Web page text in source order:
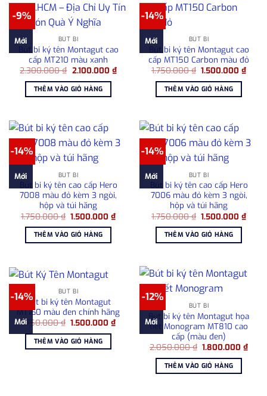
-9%
Mới BÚT BI
Bút bi ký tên Montagut cao
cấp MT210 màu xanh
2.300.000₫ Giá
là:
2.300.000 ₫.
2.100.000 ₫Giá
hiện
2.100.000 ₫.
THÊM VÀO GIỎ HÀNG
-14%
Mới BÚT BI
Bút bi ký tên Montagut cao
cấp MT150 Carbon màu đỏ
1.750.000₫ Giá
là:
1.750.000 ₫.
1.500.000₫Giá
hiện
THÊM VÀO GIỎ HÀNG
-14%
Mới BÚT BI
Bút bi ký tên cao cấp Hero
7008 màu đỏ kèm 3 ngòi,
hộp và túi hãng
1.750.000₫ Giá
là:
1.750.000 ₫.
1.500.000₫Giá
hiện
1.500.000 ₫.
THÊM VÀO GIỎ HÀNG
-14%
Mới BÚT BI
Bút bi ký tên cao cấp Hero
7006 màu đỏ kèm 3 ngòi,
hộp và túi hãng
1.750.000₫ Giá
là:
1.750.000 ₫.
1.500.000₫Giá
hiện
THÊM VÀO GIỎ HÀNG
-14%
Mới
BÚT BI
Bút bi ký tên Montagut
MT160 màu đen chính hãng
1.750.000₫ Giá
là:
1.750.000 ₫.
1.500.000₫Giá
hiện
1.500.000 ₫.
THÊM VÀO GIỎ HÀNG
-12%
Mới
BÚT BI
Bút bi ký tên Montagut họa
tiết Monogram MT810 cao
cấp (màu đen)
2.050.000₫ Giá
là:
2.050.000 ₫.
1.800.000₫Giá
hiện
THÊM VÀO GIỎ HÀNG